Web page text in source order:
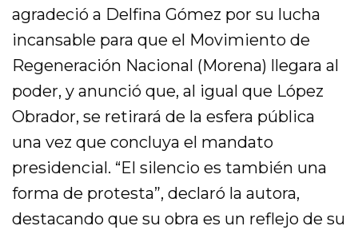
agradeció a Delfina Gómez por su lucha
incansable para que el Movimiento de
Regeneración Nacional (Morena) llegara al
poder, y anunció que, al igual que López
Obrador, se retirará de la esfera pública
una vez que concluya el mandato
presidencial. “El silencio es también una
forma de protesta”, declaró la autora,
destacando que su obra es un reflejo de su